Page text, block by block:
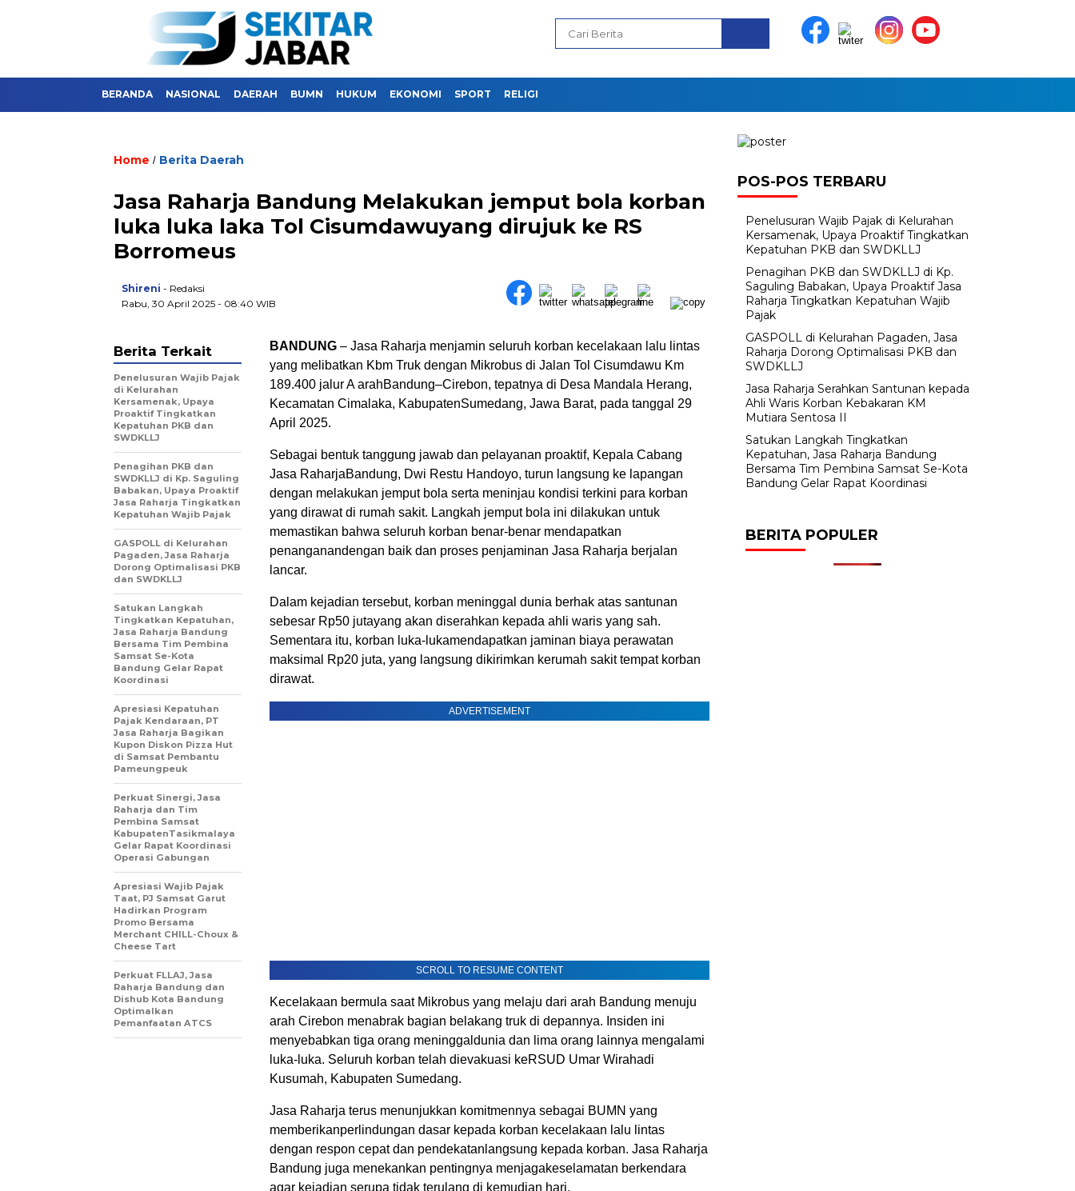
BERANDA NASIONAL DAERAH BUMN HUKUM EKONOMI SPORT RELIGI
Home / Berita Daerah
Jasa Raharja Bandung Melakukan jemput bola korban
luka luka laka Tol Cisumdawuyang dirujuk ke RS
Borromeus
Shireni - Redaksi
Rabu, 30 April 2025 - 08:40 WIB
BANDUNG – Jasa Raharja menjamin seluruh korban kecelakaan lalu lintas
yang melibatkan Kbm Truk dengan Mikrobus di Jalan Tol Cisumdawu Km
189.400 jalurAarahBandung–Cirebon, tepatnya di Desa Mandala Herang,
Kecamatan Cimalaka, KabupatenSumedang, Jawa Barat, pada tanggal 29
April 2025.
Sebagai bentuk tanggung jawab dan pelayanan proaktif, Kepala Cabang
Jasa RaharjaBandung, Dwi Restu Handoyo, turun langsung ke lapangan
dengan melakukan jemputbola serta meninjau kondisi terkini para korban
yang dirawatdi rumah sakit. Langkah jemputbola ini dilakukan untuk
memastikan bahwa seluruh korban benar-benar mendapatkan
penanganandengan baik dan proses penjaminan Jasa Raharja berjalan
lancar.
Dalam kejadian tersebut, korban meninggal dunia berhak atas santunan
sebesar Rp50 jutayang akan diserahkan kepada ahli waris yang sah.
Sementara itu, korban luka-lukamendapatkan jaminan biaya perawatan
maksimal
Rp20 juta, yang langsung dikirimkan kerumah sakit tempatkorban
dirawat.
ADVERTISEMENT
SCROLL TO RESUME CONTENT
Kecelakaan bermula saat Mikrobus yang melaju dari arah Bandung menuju
arah Cirebon menabrak bagian belakang truk di depannya. Insiden ini
menyebabkan tiga orang meninggal dunia dan lima orang lainnya mengalami
luka-luka. Seluruh korban telah dievakuasi keRSUD Umar Wirahadi
Kusumah, Kabupaten Sumedang.
Jasa Raharja terus menunjukkan komitmennya sebagai BUMN yang
memberikanperlindungan dasar kepada korban kecelakaan lalu lintas
dengan respon cepatdan pendekatan langsung kepada korban. Jasa Raharja
Bandung juga menekankan pentingnya menjagakeselamatan berkendara
agar kejadian serupa tidak terulang di kemudian hari.
Berita Terkait
Penelusuran Wajib Pajak
di Kelurahan
Kersamenak, Upaya
Proaktif Tingkatkan
Kepatuhan PKB dan
SWDKLLJ
Penagihan PKB dan
SWDKLLJ di Kp. Saguling
Babakan, Upaya Proaktif
Jasa Raharja Tingkatkan
Kepatuhan Wajib Pajak
GASPOLL di Kelurahan
Pagaden, Jasa Raharja
Dorong Optimalisasi PKB
dan SWDKLLJ
Satukan Langkah
Tingkatkan Kepatuhan,
Jasa Raharja Bandung
Bersama Tim Pembina
Samsat Se-Kota
Bandung Gelar Rapat
Koordinasi
Apresiasi Kepatuhan
Pajak Kendaraan, PT
Jasa Raharja Bagikan
Kupon Diskon Pizza Hut
di Samsat Pembantu
Pameungpeuk
Perkuat Sinergi, Jasa
Raharja dan Tim
Pembina Samsat
KabupatenTasikmalaya
Gelar Rapat Koordinasi
Operasi Gabungan
Apresiasi Wajib Pajak
Taat, PJ Samsat Garut
Hadirkan Program
Promo Bersama
Merchant CHILL-Choux &
Cheese Tart
Perkuat FLLAJ, Jasa
Raharja Bandung dan
Dishub Kota Bandung
Optimalkan
Pemanfaatan ATCS
POS-POS TERBARU
Penelusuran Wajib Pajak di Kelurahan
Kersamenak, Upaya Proaktif Tingkatkan
Kepatuhan PKB dan SWDKLLJ
Penagihan PKB dan SWDKLLJ di Kp.
Saguling Babakan, Upaya Proaktif Jasa
Raharja Tingkatkan Kepatuhan Wajib
Pajak
GASPOLL di Kelurahan Pagaden, Jasa
Raharja Dorong Optimalisasi PKB dan
SWDKLLJ
Jasa Raharja Serahkan Santunan kepada
Ahli Waris Korban Kebakaran KM
Mutiara Sentosa II
Satukan Langkah Tingkatkan
Kepatuhan, Jasa Raharja Bandung
Bersama Tim Pembina Samsat Se-Kota
Bandung Gelar Rapat Koordinasi
BERITA POPULER